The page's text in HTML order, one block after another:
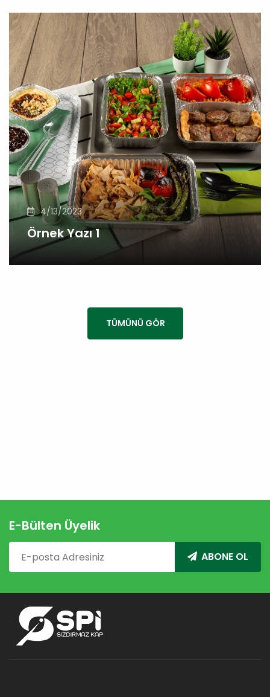
4/13/2023
Örnek Yazı 1
TÜMÜNÜ GÖR
E-Bülten Üyelik
ABONE OL